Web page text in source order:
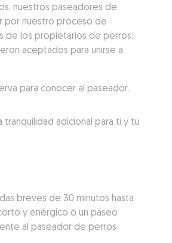
nuestros paseadores de
por nuestro proceso de
de los propietarios de perros.
aceptados para unirse a
para conocer al paseador,
adicional para ti y tu
breves de 30 minutos hasta
y enérgico o un paseo
al paseador de perros